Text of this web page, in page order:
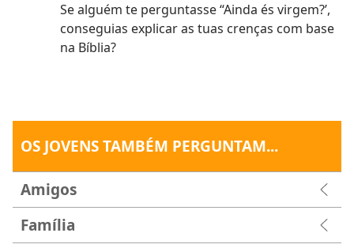
Se alguém te perguntasse “Ainda és virgem?’,
conseguias explicar as tuas crenças com base
na Bíblia?
OS JOVENS TAMBÉM PERGUNTAM...
Amigos
Família